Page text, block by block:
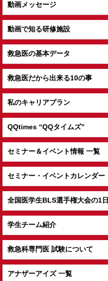
動画メッセージ
動画で知る研修施設
救急医の基本データ
救急医だから出来る10の事
私のキャリアプラン
QQtimes “QQタイムズ”
セミナー＆イベント情報 一覧
セミナー・イベントカレンダー
全国医学生BLS選手権大会の1日
学生チーム紹介
救急科専門医 試験について
アナザーアイズ 一覧